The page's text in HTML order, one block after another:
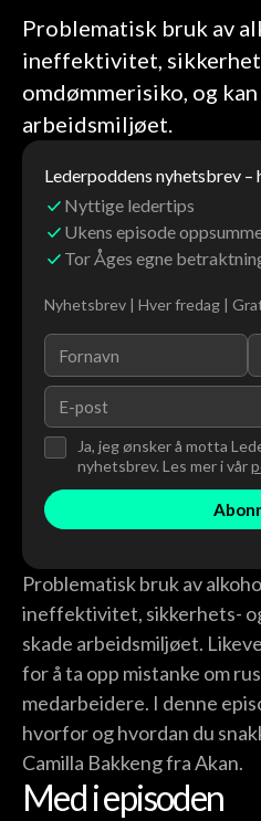
Problematisk bruk av
ineffektivitet,
omdømmerisiko, og
arbeidsmiljøet.
Lederpoddens nyhetsbrev –
Nyttige ledertips
Ukens episode
Tor Åges egne
Nyhetsbrev | Hver fredag |
Ja, jeg ønsker å motta
nyhetsbrev. Les mer i vår
Problematisk bruk av
ineffektivitet, sikkerhets-
skade arbeidsmiljøet.
for å ta opp mistanke om
medarbeidere. I denne
hvorfor og hvordan du
Camilla Bakkeng fra Akan.
Med i episoden